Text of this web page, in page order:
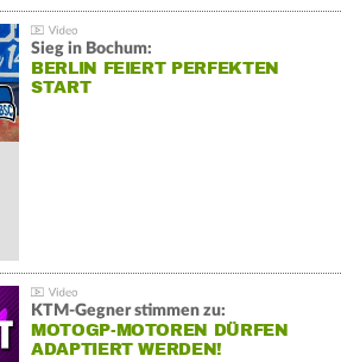
Sieg in Bochum:
BERLIN FEIERT PERFEKTEN
START
KTM-Gegner stimmen zu:
MOTOGP-MOTOREN DÜRFEN
ADAPTIERT WERDEN!